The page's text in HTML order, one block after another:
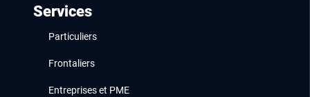
Services
Particuliers
Frontaliers
Entreprises et PME